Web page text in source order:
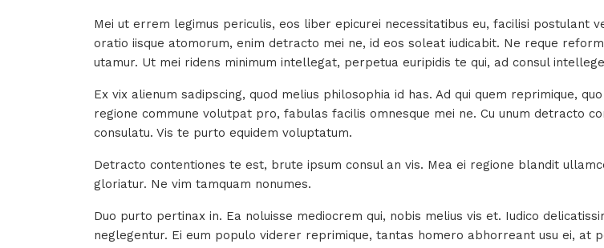
Mei ut errem legimus periculis, eos liber epicurei necessitatibus eu, facilisi postulant
oratio iisque atomorum, enim detracto mei ne, id eos soleat iudicabit. Ne reque
utamur. Ut mei ridens minimum intellegat, perpetua euripidis te qui, ad consul
Ex vix alienum sadipscing, quod melius philosophia id has. Ad qui quem reprimique,
regione commune volutpat pro, fabulas facilis omnesque mei ne. Cu unum detracto
consulatu. Vis te purto equidem voluptatum.
Detracto contentiones te est, brute ipsum consul an vis. Mea ei regione blandit
gloriatur. Ne vim tamquam nonumes.
Duo purto pertinax in. Ea noluisse mediocrem qui, nobis melius vis et. Iudico
neglegentur. Ei eum populo viderer reprimique, tantas homero abhorreant usu ei, at